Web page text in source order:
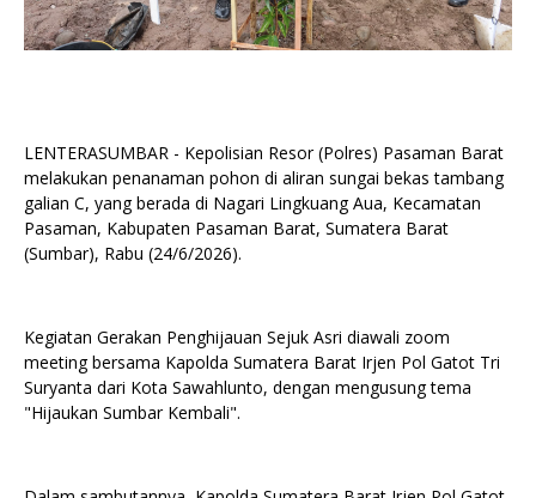
LENTERASUMBAR - Kepolisian Resor (Polres) Pasaman Barat
melakukan penanaman pohon di aliran sungai bekas tambang
galian C, yang berada di Nagari Lingkuang Aua, Kecamatan
Pasaman, Kabupaten Pasaman Barat, Sumatera Barat
(Sumbar), Rabu (24/6/2026).
Kegiatan Gerakan Penghijauan Sejuk Asri diawali zoom
meeting bersama Kapolda Sumatera Barat Irjen Pol Gatot Tri
Suryanta dari Kota Sawahlunto, dengan mengusung tema
"Hijaukan Sumbar Kembali".